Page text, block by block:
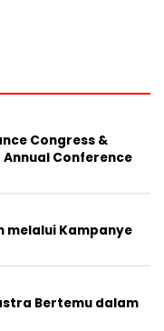
Congress &
Conference
melalui Kampanye
Bertemu dalam